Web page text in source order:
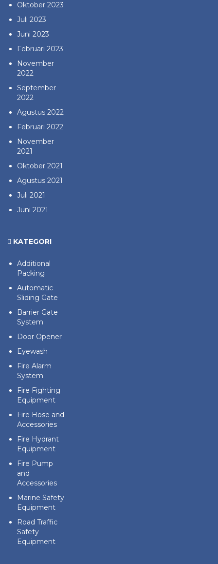
Oktober 2023
Juli 2023
Juni 2023
Februari 2023
November
2022
September
2022
Agustus 2022
Februari 2022
November
2021
Oktober 2021
Agustus 2021
Juli 2021
Juni 2021
KATEGORI
Additional
Packing
Automatic
Sliding Gate
Barrier Gate
System
Door Opener
Eyewash
Fire Alarm
System
Fire Fighting
Equipment
Fire Hose and
Accessories
Fire Hydrant
Equipment
Fire Pump
and
Accessories
Marine Safety
Equipment
Road Traffic
Safety
Equipment